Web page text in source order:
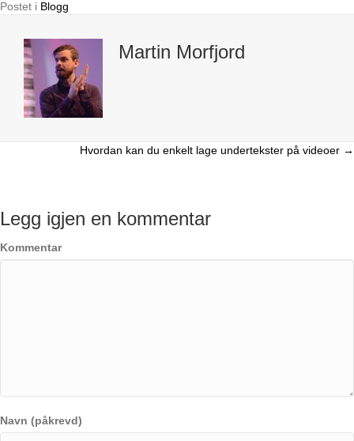
Postet i Blogg
Martin Morfjord
Innleggsnavigering
Hvordan kan du enkelt lage undertekster på videoer →
Legg igjen en kommentar
Kommentar
Navn (påkrevd)